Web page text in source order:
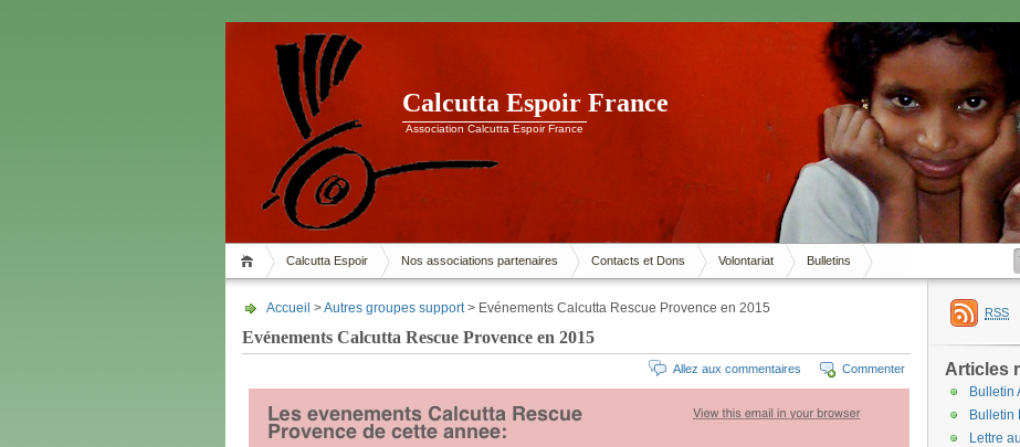
Calcutta Espoir France
Association Calcutta Espoir France
Calcutta Espoir Nos associations partenaires Contacts et Dons Volontariat Bulletins
Accueil >Autres groupes support> Evénements Calcutta Rescue Provence en 2015
Evénements Calcutta Rescue Provence en 2015
Commenter
Allez aux commentaires
RSS
Articles
Bulletin
Bulletin
Lettre